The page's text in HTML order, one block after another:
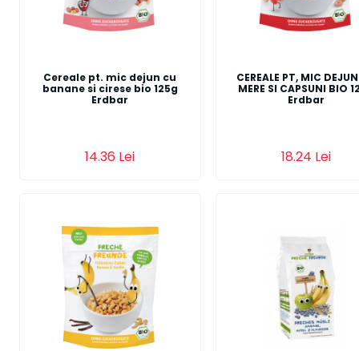
Cereale pt. mic dejun cu
banane si cirese bio 125g
Erdbar
14.36 Lei
CEREALE PT, MIC
MERE SI CAPSUNI BIO
Erdbar
18.24 Lei